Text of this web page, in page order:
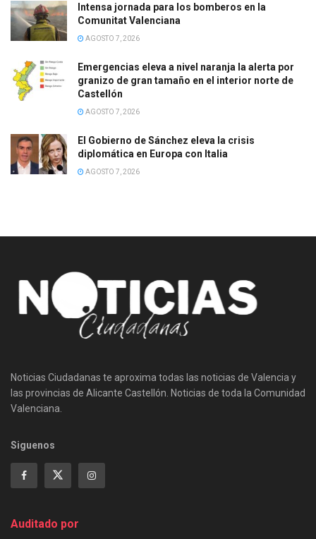
Intensa jornada para los bomberos en la
Comunitat Valenciana
AGOSTO 7, 2026
Emergencias eleva a nivel naranja la alerta por
granizo de gran tamaño en el interior norte de
Castellón
AGOSTO 7, 2026
El Gobierno de Sánchez eleva la crisis
diplomática en Europa con Italia
AGOSTO 7, 2026
Noticias Ciudadanas te aproxima todas las noticias de Valencia y
las provincias de Alicante Castellón. Noticias de toda la Comunidad
Valenciana.
Siguenos
Auditado por